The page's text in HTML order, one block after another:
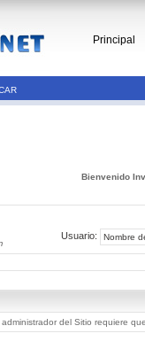
Principal
Bienvenido
Usuario:
administrador del Sitio requiere